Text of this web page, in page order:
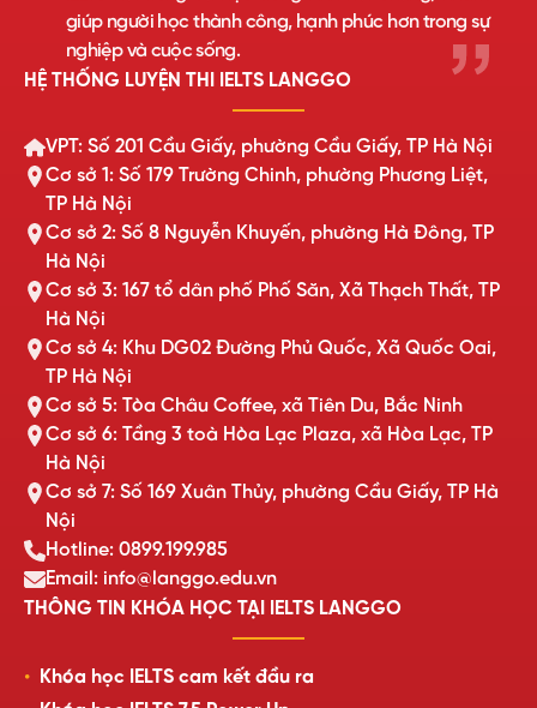
giúp người học thành công, hạnh phúc hơn trong sự
nghiệp và cuộc sống.
HỆ THỐNG LUYỆN THI IELTS LANGGO
VPT: Số 201 Cầu Giấy, phường Cầu Giấy, TP Hà Nội
Cơ sở 1: Số 179 Trường Chinh, phường Phương Liệt,
TP Hà Nội
Cơ sở 2: Số 8 Nguyễn Khuyến, phường Hà Đông, TP
Hà Nội
Cơ sở 3: 167 tổ dân phố Phố Săn, Xã Thạch Thất, TP
Hà Nội
Cơ sở 4: Khu DG02 Đường Phủ Quốc, Xã Quốc Oai,
TP Hà Nội
Cơ sở 5: Tòa Châu Coffee, xã Tiên Du, Bắc Ninh
Cơ sở 6: Tầng 3 toà Hòa Lạc Plaza, xã Hòa Lạc, TP
Hà Nội
Cơ sở 7: Số 169 Xuân Thủy, phường Cầu Giấy, TP Hà
Nội
Hotline: 0899.199.985
Email: info@langgo.edu.vn
THÔNG TIN KHÓA HỌC TẠI IELTS LANGGO
Khóa học IELTS cam kết đầu ra